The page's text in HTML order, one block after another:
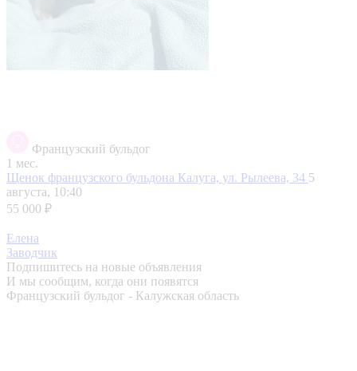
Французский бульдог
1 мес.
Щенок французского бульдона Калуга, ул. Рылеева, 34 5
августа, 10:40
55 000 ₽
Елена
Заводчик
Подпишитесь на новые объявления
И мы сообщим, когда они появятся
Французский бульдог - Калужская область